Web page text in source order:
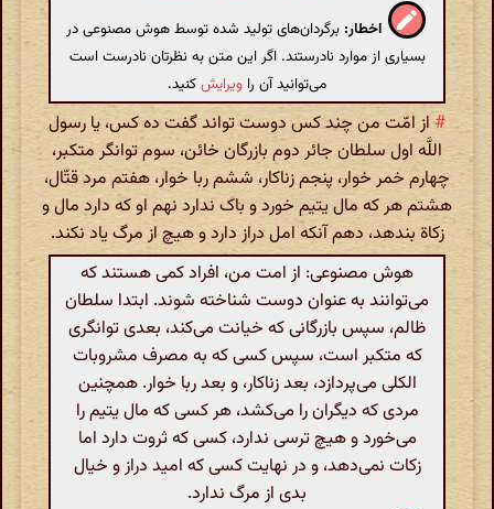
اخطار: برگردان‌های تولید شده توسط هوش مصنوعی در
بسیاری از موارد نادرستند. اگر این متن به نظرتان نادرست است
می‌توانید آن را ویرایشکنید.
#از امّت من چند کس دوست تواند گفت ده کس، یا رسول
اللَّه اول سلطان جائر دوم بازرگان خائن، سوم توانگر متکبر،
چهارم خمر خوار، پنجم زناکار، ششم ربا خوار، هفتم مرد قتّال،
هشتم هر که مال یتیم خورد و باک ندارد نهم او که دارد مال و
زکاة بندهد، دهم آنکه امل دراز دارد و هیچ از مرگ یاد نکند.
هوش مصنوعی: از امت من، افراد کمی هستند که
می‌توانند به عنوان دوست شناخته شوند. ابتدا سلطان
ظالم، سپس بازرگانی که خیانت می‌کند، بعدی توانگری
که متکبر است، سپس کسی که به مصرف مشروبات
الکلی می‌پردازد، بعد زناکار، و بعد ربا خوار. همچنین
مردی که دیگران را می‌کشد، هر کسی که مال یتیم را
می‌خورد و هیچ ترسی ندارد، کسی که ثروت دارد اما
زکات نمی‌دهد، و در نهایت کسی که امید دراز و خیال
بدی از مرگ ندارد.